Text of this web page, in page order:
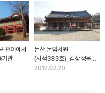
관아에서
기관
논산 돈암서원
(사적383호), 김장생을
모시는 기호지방을
2012.02.20